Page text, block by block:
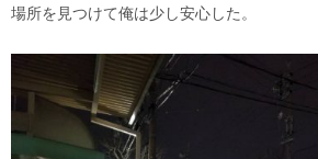
場所を見つけて俺は少し安心した。